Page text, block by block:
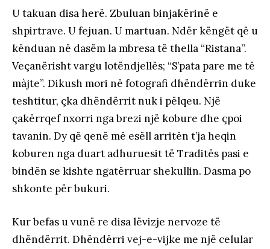
U takuan disa herë. Zbuluan binjakërinë e
shpirtrave. U fejuan. U martuan. Ndër këngët që u
kënduan në dasëm la mbresa të thella “Ristana”.
Veçanërisht vargu lotëndjellës; “S’pata pare me të
màjte”. Dikush mori në fotografi dhëndërrin duke
teshtitur, çka dhëndërrit nuk i pëlqeu. Një
çakërrqef nxorri nga brezi një kobure dhe çpoi
tavanin. Dy që qenë më esëll arritën t’ja heqin
koburen nga duart adhuruesit të Traditës pasi e
bindën se kishte ngatërruar shekullin. Dasma po
shkonte për bukuri.
Kur befas u vunë re disa lëvizje nervoze të
dhëndërrit. Dhëndërri vej-e-vijke me një celular